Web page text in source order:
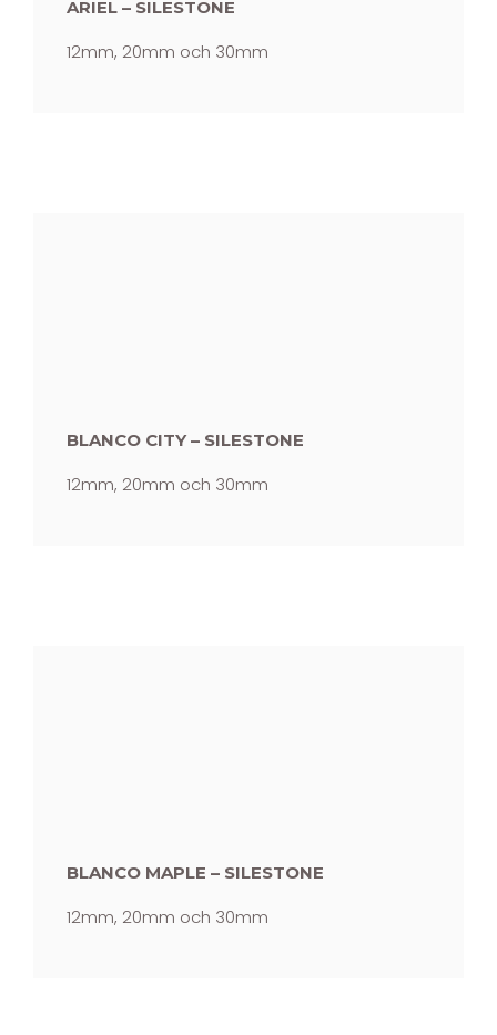
ARIEL – SILESTONE
12mm, 20mm och 30mm
BLANCO CITY – SILESTONE
12mm, 20mm och 30mm
BLANCO MAPLE – SILESTONE
12mm, 20mm och 30mm